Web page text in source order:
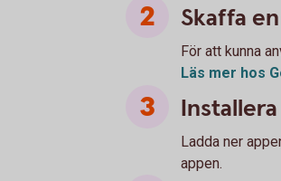
Skaffa
För att kunna
Läs mer hos
Ladda ner
appen.